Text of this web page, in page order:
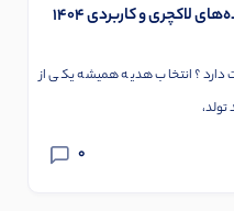
لاکچری و کاربردی 1404
دارد؟ انتخاب هدیه همیشه یکی از
0